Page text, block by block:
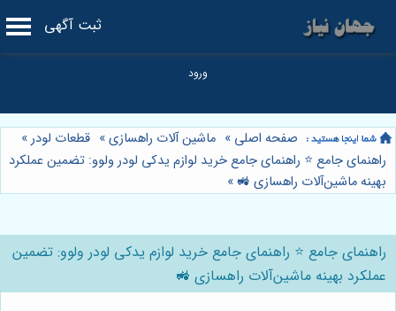
ثبت آگهی
صفحه اصلی » ماشین آلات راهسازی» قطعات لودر»
راهنمای جامع ⭐️ راهنمای جامع خرید لوازم یدکی لودر ولوو: تضمین عملکرد
بهینه ماشین‌آلات راهسازی 🚜 »
راهنمای جامع ⭐️ راهنمای جامع خرید لوازم یدکی لودر ولوو: تضمین
عملکرد بهینه ماشین‌آلات راهسازی 🚜